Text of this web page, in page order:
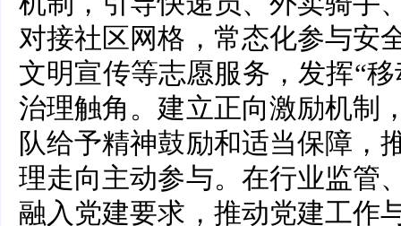
对接社区网格，常态化参与安
文明宣传等志愿服务，发挥“
治理触角。建立正向激励机制
队给予精神鼓励和适当保障，
理走向主动参与。在行业监管
融入党建要求，推动党建工作